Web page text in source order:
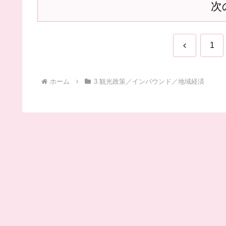
次
前 1
ホーム 3.観光政策／インバウンド／地域経済